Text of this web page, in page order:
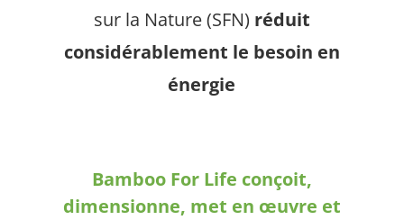
sur la Nature (SFN) réduit
considérablement le besoin en
énergie
Bamboo For Life conçoit,
dimensionne, met en œuvre et